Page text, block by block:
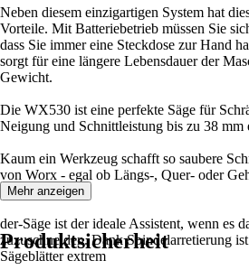
Neben diesem einzigartigen System hat
Vorteile. Mit Batteriebetrieb müssen Sie
dass Sie immer eine Steckdose zur Hand
sorgt für eine längere Lebensdauer der
Gewicht.
Die WX530 ist eine perfekte Säge für
Neigung und Schnittleistung bis zu 38 mm
Kaum ein Werkzeug schafft so saubere
von Worx - egal ob Längs-, Quer- oder
Allroun-
der-Säge ist der ideale Assistent, wenn es
zuzuschneiden. Dank Spindelarretierung
Sägeblätter extrem
Mehr anzeigen
Produktsicherheit